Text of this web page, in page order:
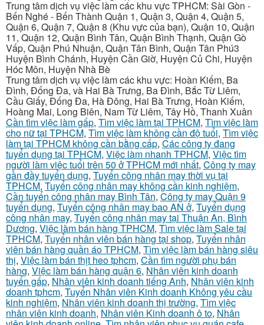
Trung tâm dịch vụ việc làm các khu vực TPHCM: Sài Gòn -
Bến Nghé - Bến Thành Quận 1, Quận 3, Quận 4, Quận 5,
Quận 6, Quận 7, Quận 8 (Khu vực của bạn), Quận 10, Quận
11, Quận 12, Quận Bình Tân, Quận Bình Thạnh, Quận Gò
Vấp, Quận Phú Nhuận, Quận Tân Bình, Quận Tân Phú3
Huyện Bình Chánh, Huyện Cần Giờ, Huyện Củ Chi, Huyện
Hóc Môn, Huyện Nhà Bè
Trung tâm dịch vụ việc làm các khu vực: Hoàn Kiếm, Ba
Đình, Đống Đa, và Hai Bà Trưng, Ba Đình, Bắc Từ Liêm,
Cầu Giấy, Đống Đa, Hà Đông, Hai Bà Trưng, Hoàn Kiếm,
Hoàng Mai, Long Biên, Nam Từ Liêm, Tây Hồ, Thanh Xuân
Cần tìm việc làm gấp, Tìm việc làm tại TPHCM, Tìm việc làm
cho nữ tại TPHCM, Tìm việc làm không cần độ tuổi, Tìm việc
làm tại TPHCM không cần bằng cấp, Các công ty đang
tuyển dụng tại TPHCM, Việc làm nhanh TPHCM, Việc tìm
người làm việc tuổi trên 50 ở TPHCM mới nhất, Công ty may
gần đầy tuyển dụng, Tuyển công nhân may thời vụ tại
TPHCM, Tuyển công nhân may không cần kinh nghiệm,
Cần tuyển công nhân may Bình Tân, Công ty may Quận 9
tuyển dụng, Tuyển công nhân may bao AN ở, Tuyển dụng
công nhân may, Tuyển công nhân may tại Thuận An, Bình
Dương, Việc làm bán hàng TPHCM, Tìm việc làm Sale tại
TPHCM, Tuyển nhân viên bán hàng tại shop, Tuyển nhân
viên bán hàng quần áo TPHCM, Tìm việc làm bán hàng siêu
thị, Việc làm bán thịt heo tphcm, Cần tìm người phụ bán
hàng, Việc làm bán hàng quận 6, Nhân viên kinh doanh
tuyển gấp, Nhân viên kinh doanh tiếng Anh, Nhân viên kinh
doanh tphcm, Tuyển Nhân viên Kinh doanh Không yêu cầu
kinh nghiệm, Nhân viên kinh doanh thị trường, Tìm việc
nhân viên kinh doanh, Nhân viên Kinh doanh ô to, Nhân